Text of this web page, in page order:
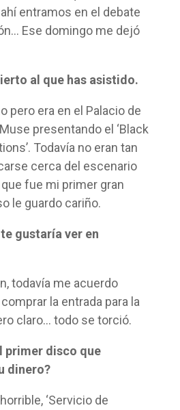
entramos en el debate
Ese domingo me dejó
al que has asistido.
pero era en el Palacio de
presentando el ‘Black
Todavía no eran tan
cerca del escenario
fue mi primer gran
le guardo cariño.
gustaría ver en
todavía me acuerdo
la entrada para la
claro… todo se torció.
primer disco que
dinero?
‘Servicio de